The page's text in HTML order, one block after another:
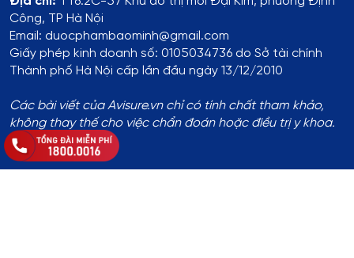
Công, TP Hà Nội
Email: duocphambaominh@gmail.com
Giấy phép kinh doanh số: 0105034736 do Sở tài chính
Thành phố Hà Nội cấp lần đầu ngày 13/12/2010
Các bài viết của Avisure.vn chỉ có tính chất tham khảo,
không thay thế cho việc chẩn đoán hoặc điều trị y khoa.